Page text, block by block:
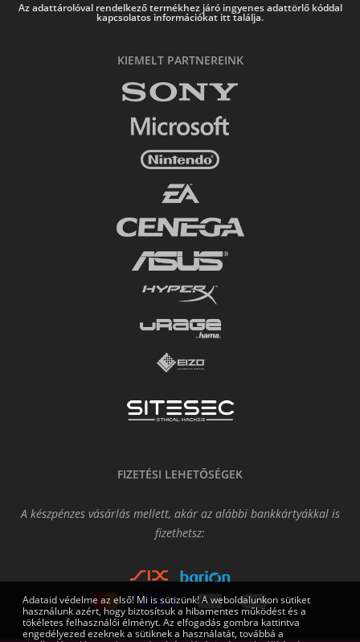
Az adattárolóval rendelkező termékhez járó ingyenes adattörlő kóddal
kapcsolatos információkat itt találja.
KIEMELT PARTNEREINK
FIZETÉSI LEHETŐSÉGEK
A készpénzes vásárlás mellett, akár az alábbi bankkártyákkal is
fizethetsz:
Adataid védelme az első! Mi is sütizünk! A weboldalunkon sütiket
használunk azért, hogy biztosítsuk a hibamentes működést és a
tökéletes felhasználói élményt. Az elfogadás gombra kattintva
engedélyezed ezeknek a sütiknek a használatát, továbbá a